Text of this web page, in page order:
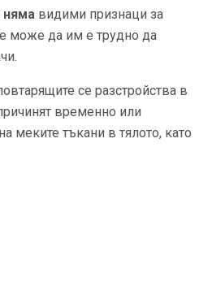
няма видими признаци за
може да им е трудно да
се разстройства в
временно или
меките тъкани в тялото, като